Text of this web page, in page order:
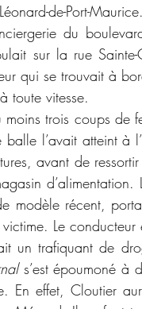
de-Port-
du
sur la rue
qui se trouvait à
toute vitesse.
l’avait atteint à
avant de
modèle récent,
Le conducteur
de
s’est époumoné à
En effet, Cloutier